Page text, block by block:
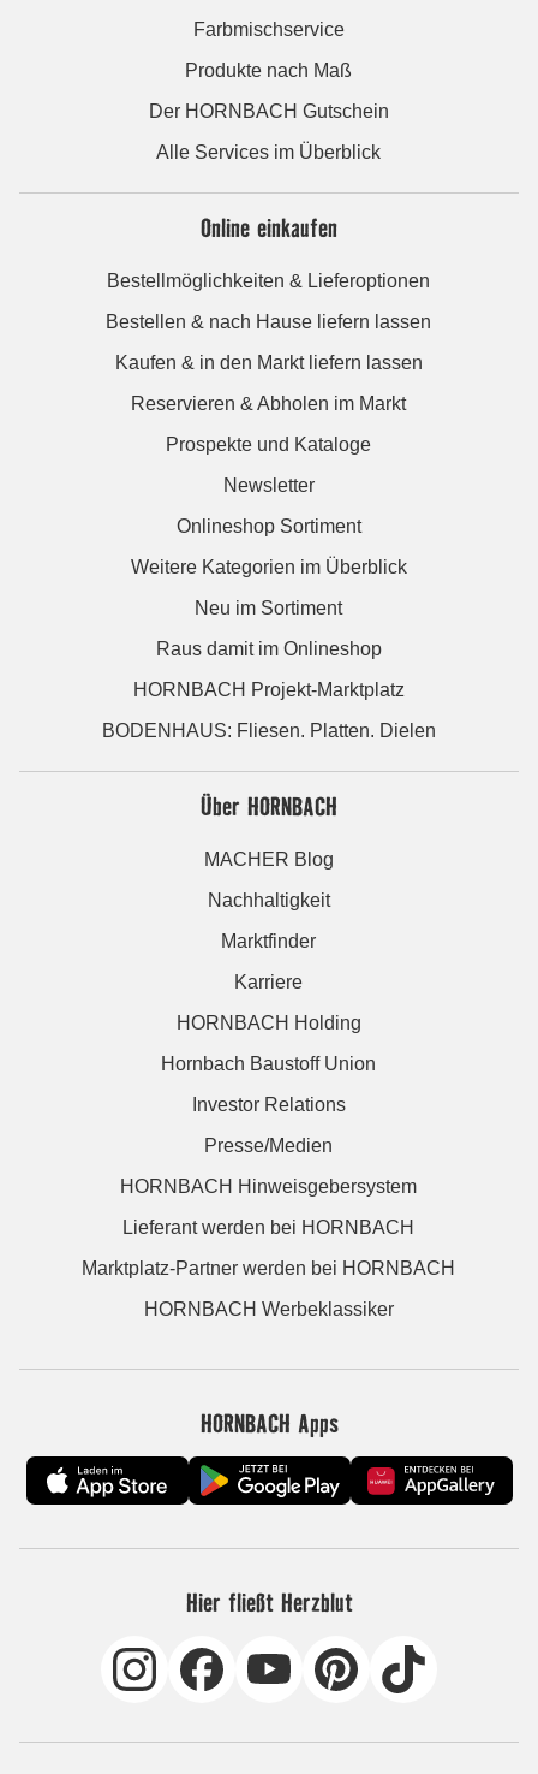
Farbmischservice
Produkte nach Maß
Der HORNBACH Gutschein
Alle Services im Überblick
Online einkaufen
Bestellmöglichkeiten & Lieferoptionen
Bestellen & nach Hause liefern lassen
Kaufen & in den Markt liefern lassen
Reservieren & Abholen im Markt
Prospekte und Kataloge
Newsletter
Onlineshop Sortiment
Weitere Kategorien im Überblick
Neu im Sortiment
Raus damit im Onlineshop
HORNBACH Projekt-Marktplatz
BODENHAUS: Fliesen. Platten. Dielen
Über HORNBACH
MACHER Blog
Nachhaltigkeit
Marktfinder
Karriere
HORNBACH Holding
Hornbach Baustoff Union
Investor Relations
Presse/Medien
HORNBACH Hinweisgebersystem
Lieferant werden bei HORNBACH
Marktplatz-Partner werden bei HORNBACH
HORNBACH Werbeklassiker
HORNBACH Apps
Hier fließt Herzblut